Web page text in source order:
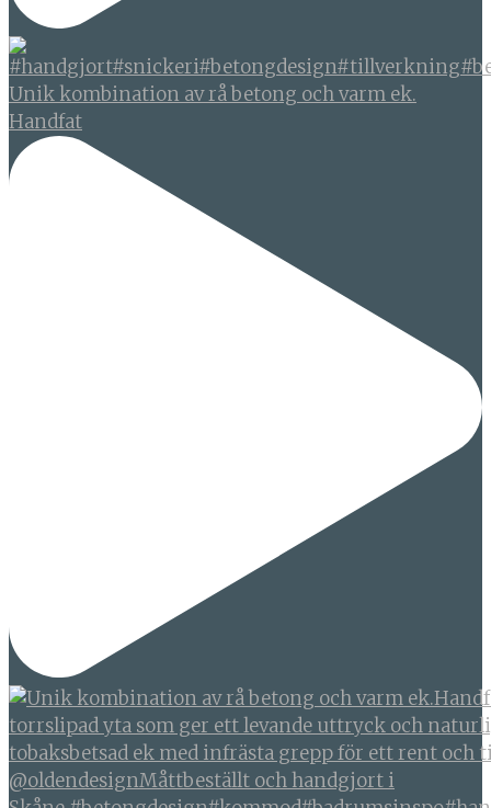
Unik kombination av rå betong och varm ek.
Handfat